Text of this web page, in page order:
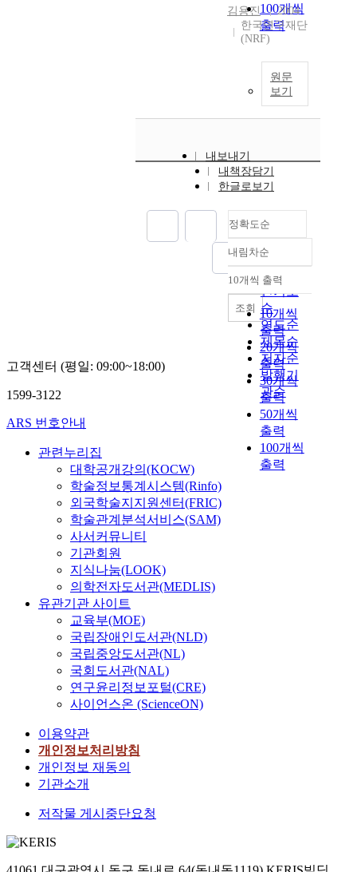
100개씩
출력
김용진
2004
한국연구재단
(NRF)
원문
보기
내보내기
내책장담기
한글로보기
정확도순
정확도
순
인기도
순
연도순
제목순
저자순
발행기
관순
내림차순
내림차순
10개씩 출력
10개씩
출력
20개씩
출력
30개씩
출력
50개씩
출력
100개씩
출력
조회
고객센터 (평일: 09:00~18:00)
1599-3122
ARS 번호안내
관련누리집
대학공개강의(KOCW)
학술정보통계시스템(Rinfo)
외국학술지지원센터(FRIC)
학술관계분석서비스(SAM)
사서커뮤니티
기관회원
지식나눔(LOOK)
의학전자도서관(MEDLIS)
유관기관 사이트
교육부(MOE)
국립장애인도서관(NLD)
국립중앙도서관(NL)
국회도서관(NAL)
연구윤리정보포털(CRE)
사이언스온 (ScienceON)
이용약관
개인정보처리방침
개인정보 재동의
기관소개
저작물 게시중단요청